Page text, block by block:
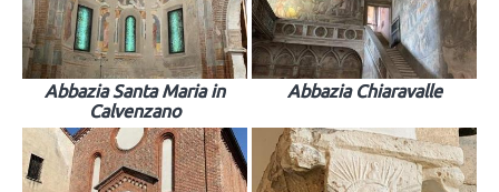
Abbazia Santa Maria in
Calvenzano
Abbazia Chiaravalle